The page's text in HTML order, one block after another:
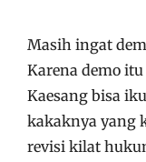
Masih ingat
Karena demo
Kaesang bisa
kakaknya yang
revisi kilat